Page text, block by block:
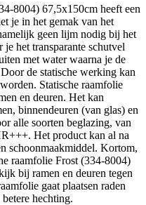
8004) 67,5x150cm heeft een
je in het gemak van het
geen lijm nodig bij het
het transparante schutvel
met water waarna je de
de statische werking kan
Statische raamfolie
en deuren. Het kan
binnendeuren (van glas) en
alle soorten beglazing, van
Het product kan al na
schoonmaakmiddel. Kortom,
raamfolie Frost (334-8004)
bij ramen en deuren tegen
gaat plaatsen raden
hechting.